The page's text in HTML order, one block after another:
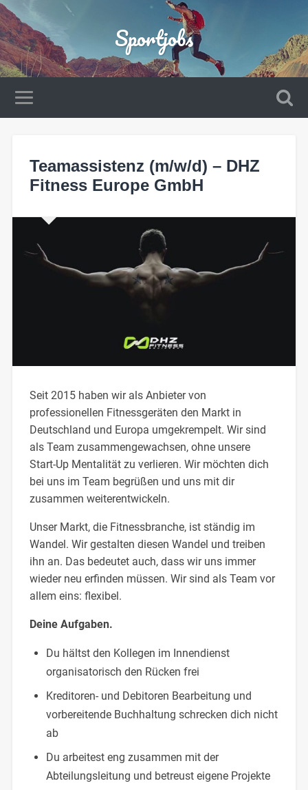
Sportjobs
Teamassistenz (m/w/d) – DHZ
Fitness Europe GmbH
Seit 2015 haben wir als Anbieter von
professionellen Fitnessgeräten den Markt in
Deutschland und Europa umgekrempelt. Wir sind
als Team zusammengewachsen, ohne unsere
Start-Up Mentalität zu verlieren. Wir möchten dich
bei uns im Team begrüßen und uns mit dir
zusammen weiterentwickeln.
Unser Markt, die Fitnessbranche, ist ständig im
Wandel. Wir gestalten diesen Wandel und treiben
ihn an. Das bedeutet auch, dass wir uns immer
wieder neu erfinden müssen. Wir sind als Team vor
allem eins: flexibel.
Deine Aufgaben.
Du hältst den Kollegen im Innendienst
organisatorisch den Rücken frei
Kreditoren- und Debitoren Bearbeitung und
vorbereitende Buchhaltung schrecken dich nicht
ab
Du arbeitest eng zusammen mit der
Abteilungsleitung und betreust eigene Projekte